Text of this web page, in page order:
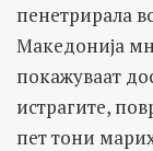
пенетрирала
Македонија
покажуваат
истрагите,
пет тони